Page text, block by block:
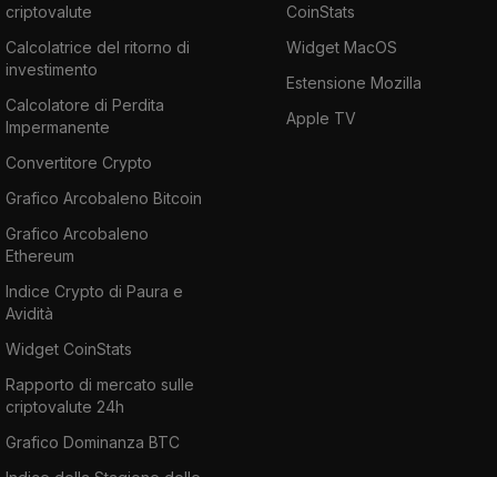
criptovalute
Calcolatrice del ritorno di
investimento
Calcolatore di Perdita
Impermanente
Convertitore Crypto
Grafico Arcobaleno Bitcoin
Grafico Arcobaleno
Ethereum
Indice Crypto di Paura e
Avidità
Widget CoinStats
Rapporto di mercato sulle
criptovalute 24h
Grafico Dominanza BTC
CoinStats
Widget MacOS
Estensione Mozilla
Apple TV